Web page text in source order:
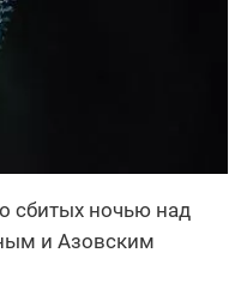
сбитых ночью над
и Азовским